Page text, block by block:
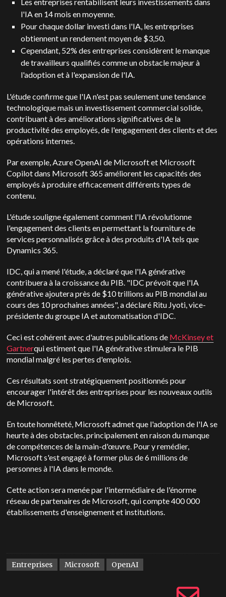
l'IA en 14 mois en moyenne.
Pour chaque dollar investi dans l'IA, les entreprises
obtiennent un rendement moyen de $3,50.
Cependant, 52% des entreprises considèrent le manque
de travailleurs qualifiés comme un obstacle majeur à
l'adoption et à l'expansion de l'IA.
L'étude confirme que l'IA n'est pas seulement une tendance
technologique mais un investissement commercial solide,
contribuant à des améliorations significatives de la
productivité des employés, de l'engagement des clients et des
opérations internes.
Par exemple, Azure OpenAI de Microsoft et Microsoft
Copilot dans Microsoft 365 améliorent les capacités des
employés à produire efficacement différents types de
contenu.
L'étude souligne également comment l'IA révolutionne
l'engagement des clients en permettant la fourniture de
services personnalisés grâce à des produits d'IA tels que
Dynamics 365.
IDC, qui a mené l'étude, a déclaré que l'IA générative
contribuera à la croissance du PIB. "IDC prévoit que l'IA
générative ajoutera près de $10 trillions au PIB mondial au
cours des 10 prochaines années", a déclaré Ritu Jyoti, vice-
présidente du groupe IA et automatisation d'IDC.
Ceci est cohérent avec d'autres publications de McKinsey et
Gartnerqui estiment que l'IA générative stimulera le PIB
mondial malgré les pertes d'emplois.
Ces résultats sont stratégiquement positionnés pour
encourager l'intérêt des entreprises pour les nouveaux outils
de Microsoft.
En toute honnêteté, Microsoft admet que l'adoption de l'IA se
heurte à des obstacles, principalement en raison du manque
de compétences de la main-d'œuvre. Pour y remédier,
Microsoft s'est engagé à former plus de 6 millions de
personnes à l'IA dans le monde.
Cette action sera menée par l'intermédiaire de l'énorme
réseau de partenaires de Microsoft, qui compte 400 000
établissements d'enseignement et institutions.
Entreprises Microsoft OpenAI